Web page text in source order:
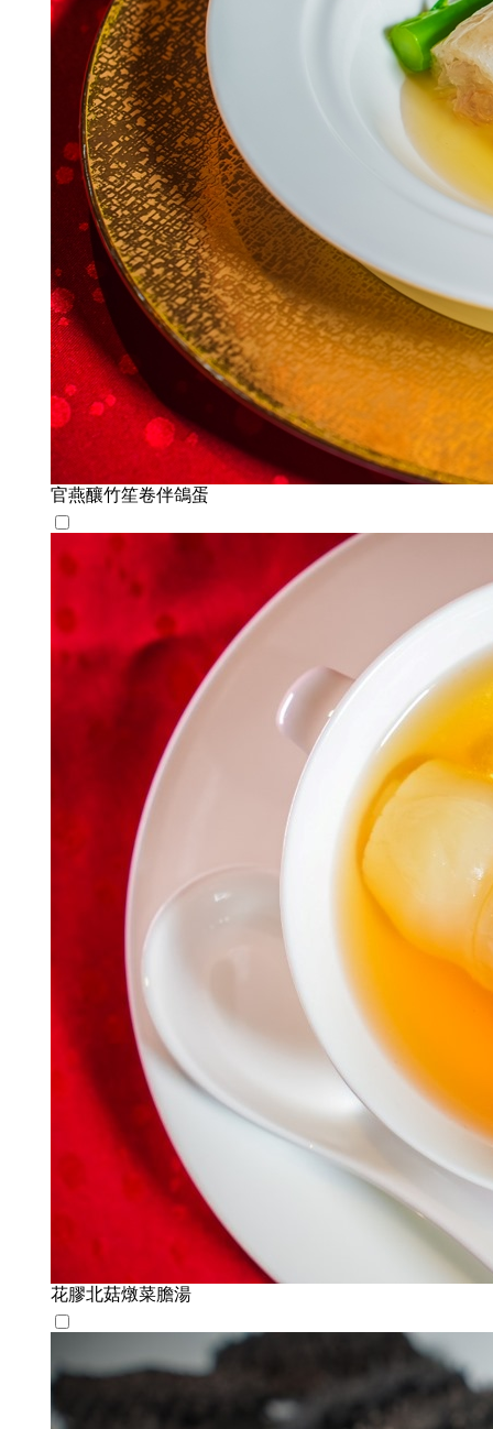
官燕釀竹笙卷伴鴿蛋
花膠北菇燉菜膽湯